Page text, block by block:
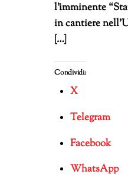
l’imminente
in cantiere
[…]
Condividi:
X
Telegram
Facebook
WhatsApp